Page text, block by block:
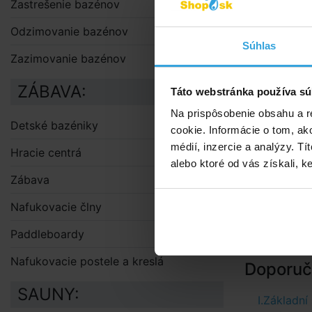
Súhlas
Táto webstránka používa
Na prispôsobenie obsahu a
cookie. Informácie o tom,
médií, inzercie a analýzy.
alebo ktoré od vás získali,
sú spojené
celkovú
farbe bez
Bazén nie
Set
stenu
Zastrešenie bazénov
Odzimovanie bazénov
Zazimovanie bazénov
ZÁBAVA:
Detské bazéniky
Hracie centrá
Zábava
Nafukovacie člny
Paddleboardy
Nafukovacie postele a kreslá
SAUNY: